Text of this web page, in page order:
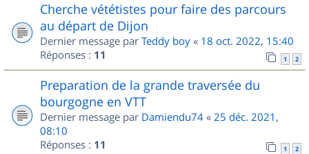
Cherche vététistes pour faire des parcours
au départ de Dijon
Dernier message par Teddy boy « 18 oct. 2022, 15:40
Réponses : 11 1 2
Preparation de la grande traversée du
bourgogne en VTT
Dernier message par Damiendu74 « 25 déc. 2021,
08:10
Réponses : 11 1 2